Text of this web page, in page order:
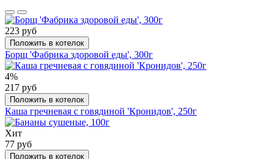
223 руб
Положить в котелок
Борщ 'Фабрика здоровой еды', 300г
4%
217 руб
Положить в котелок
Каша гречневая с говядиной 'Кронидов', 250г
Хит
77 руб
Положить в котелок